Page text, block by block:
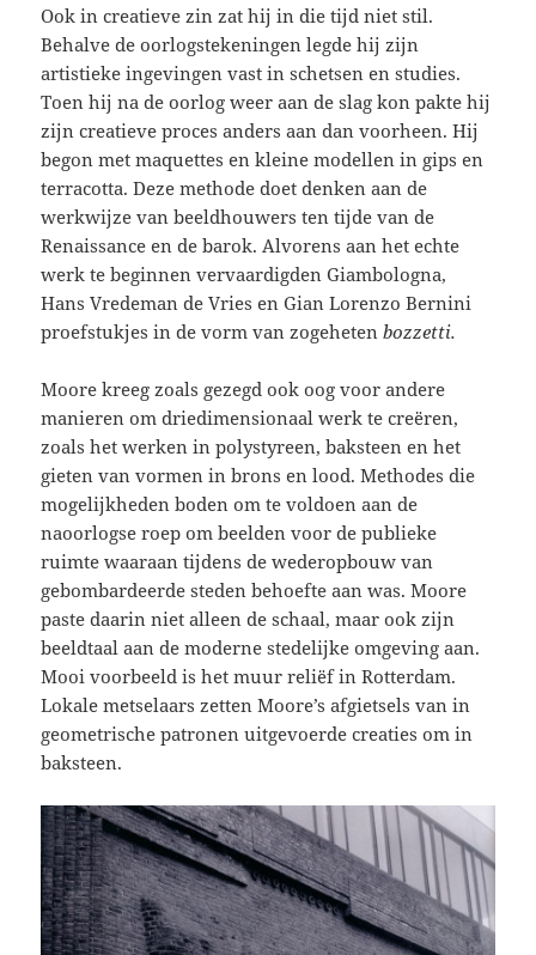
Ook in creatieve zin zat hij in die tijd niet stil.
Behalve de oorlogstekeningen legde hij zijn
artistieke ingevingen vast in schetsen en studies.
Toen hij na de oorlog weer aan de slag kon pakte hij
zijn creatieve proces anders aan dan voorheen. Hij
begon met maquettes en kleine modellen in gips en
terracotta. Deze methode doet denken aan de
werkwijze van beeldhouwers ten tijde van de
Renaissance en de barok. Alvorens aan het echte
werk te beginnen vervaardigden Giambologna,
Hans Vredeman de Vries en Gian Lorenzo Bernini
proefstukjes in de vorm van zogehetenbozzetti.
Moore kreeg zoals gezegd ook oog voor andere
manieren om driedimensionaal werk te creëren,
zoals het werken in polystyreen, baksteen en het
gieten van vormen in brons en lood. Methodes die
mogelijkheden boden om te voldoen aan de
naoorlogse roep om beelden voor de publieke
ruimte waaraan tijdens de wederopbouw van
gebombardeerde steden behoefte aan was. Moore
paste daarin niet alleen de schaal, maar ook zijn
beeldtaal aan de moderne stedelijke omgeving aan.
Mooi voorbeeld is het muur reliëf in Rotterdam.
Lokale metselaars zetten Moore’s afgietsels van in
geometrische patronen uitgevoerde creaties om in
baksteen.